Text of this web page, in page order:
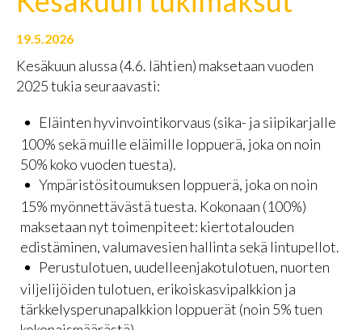
19.5.2026
Kesäkuun alussa (4.6. lähtien) maksetaan vuoden
2025 tukia seuraavasti:
Eläinten hyvinvointikorvaus (sika- ja siipikarjalle
100% sekä muille eläimille loppuerä, joka on noin
50% koko vuoden tuesta).
Ympäristösitoumuksen loppuerä, joka on noin
15% myönnettävästä tuesta. Kokonaan (100%)
maksetaan nyt toimenpiteet: kiertotalouden
edistäminen, valumavesien hallinta sekä lintupellot.
Perustulotuen, uudelleenjakotulotuen, nuorten
viljelijöiden tulotuen, erikoiskasvipalkkion ja
tärkkelysperunapalkkion loppuerät (noin 5% tuen